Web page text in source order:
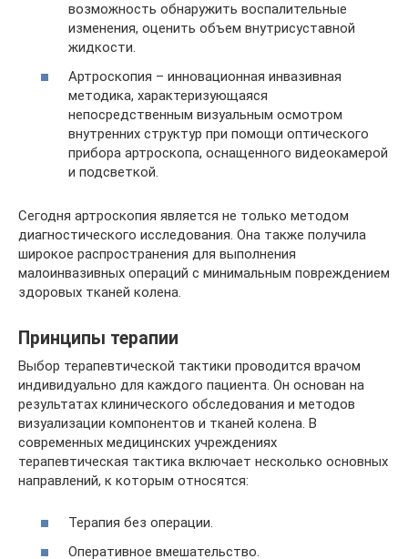
возможность обнаружить воспалительные
изменения, оценить объем внутрисуставной
жидкости.
Артроскопия – инновационная инвазивная
методика, характеризующаяся
непосредственным визуальным осмотром
внутренних структур при помощи оптического
прибора артроскопа, оснащенного видеокамерой
и подсветкой.
Сегодня артроскопия является не только методом
диагностического исследования. Она также получила
широкое распространения для выполнения
малоинвазивных операций с минимальным повреждением
здоровых тканей колена.
Принципы терапии
Выбор терапевтической тактики проводится врачом
индивидуально для каждого пациента. Он основан на
результатах клинического обследования и методов
визуализации компонентов и тканей колена. В
современных медицинских учреждениях
терапевтическая тактика включает несколько основных
направлений, к которым относятся:
Терапия без операции.
Оперативное вмешательство.